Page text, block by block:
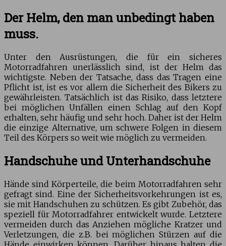
Der Helm, den man unbedingt haben
muss.
Unter den Ausrüstungen, die für ein sicheres
Motorradfahren unerlässlich sind, ist der Helm das
wichtigste. Neben der Tatsache, dass das Tragen eine
Pflicht ist, ist es vor allem die Sicherheit des Bikers zu
gewährleisten. Tatsächlich ist das Risiko, dass letztere
bei möglichen Unfällen einen Schlag auf den Kopf
erhalten, sehr häufig und sehr hoch. Daher ist der Helm
die einzige Alternative, um schwere Folgen in diesem
Teil des Körpers so weit wie möglich zu vermeiden.
Handschuhe und Unterhandschuhe
Hände sind Körperteile, die beim Motorradfahren sehr
gefragt sind. Eine der Sicherheitsvorkehrungen ist es,
sie mit Handschuhen zu schützen. Es gibt Zubehör, das
speziell für Motorradfahrer entwickelt wurde. Letztere
vermeiden durch das Anziehen mögliche Kratzer und
Verletzungen, die z.B. bei möglichen Stürzen auf die